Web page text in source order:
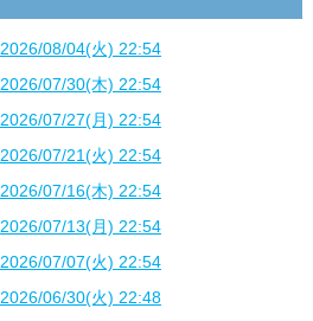
2026/08/04(火) 22:54
2026/07/30(木) 22:54
2026/07/27(月) 22:54
2026/07/21(火) 22:54
2026/07/16(木) 22:54
2026/07/13(月) 22:54
2026/07/07(火) 22:54
2026/06/30(火) 22:48